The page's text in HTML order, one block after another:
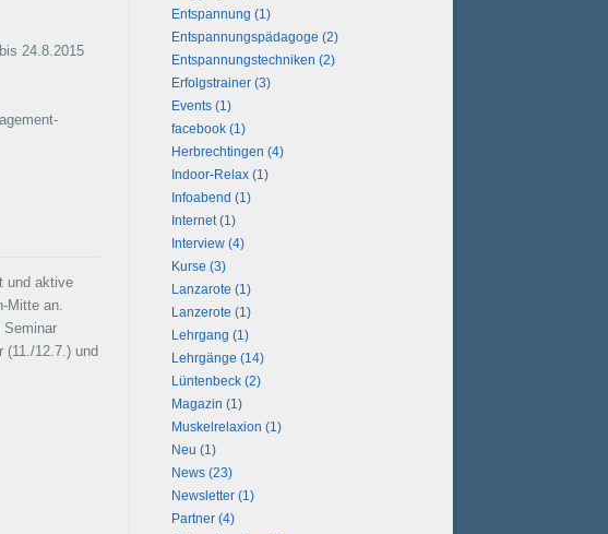
24.8.2015
und aktive
Mitte an.
(11./12.7.) und
Entspannung (1)
Entspannungspädagoge (2)
Entspannungstechniken (2)
Erfolgstrainer (3)
Events (1)
facebook (1)
Herbrechtingen (4)
Indoor-Relax (1)
Infoabend (1)
Internet (1)
Interview (4)
Kurse (3)
Lanzarote (1)
Lanzerote (1)
Lehrgang (1)
Lehrgänge (14)
Lüntenbeck (2)
Magazin (1)
Muskelrelaxion (1)
Neu (1)
News (23)
Newsletter (1)
Partner (4)